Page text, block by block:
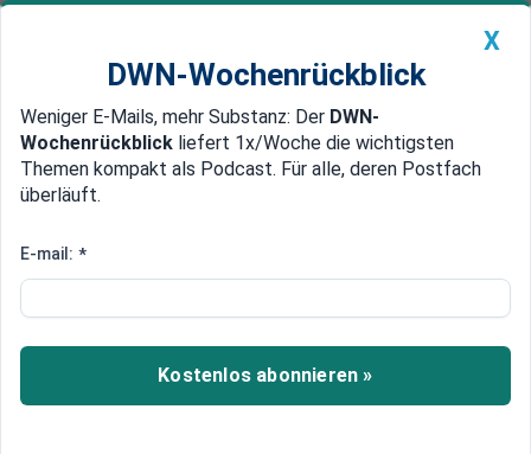
Newsticker MEIN DWN: Geldanlage Premium
Edelmetalle DWN-Magazin China
Bitcoin-Kurs: Kryptowährungen
oder sind sie doch die Zukunft?
Der Bitcoin-Kurs hat in den vergangenen
Monaten massiv an Wert verloren, die Skepsis
X
DWN-Wochenrückblick
Weniger E-Mails, mehr Substanz: Der DWN-
Wochenrückblick liefert 1x/Woche die wichtigsten
Themen kompakt als Podcast. Für alle, deren Postfach
überläuft.
E-mail: *
Kostenlos abonnieren »